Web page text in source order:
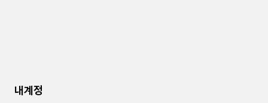
내계정